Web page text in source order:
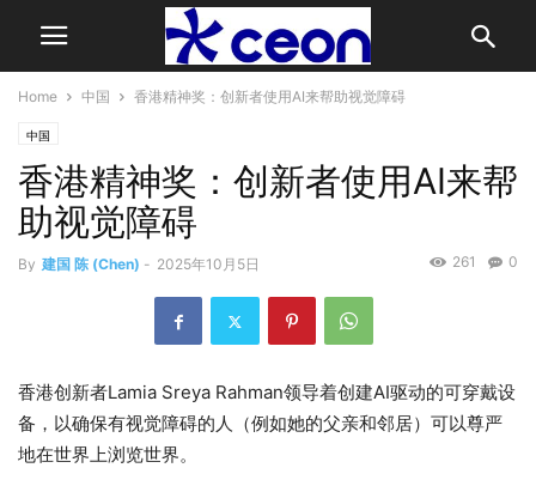
Home 中国 香港精神奖：创新者使用AI来帮助视觉障碍
中国
香港精神奖：创新者使用AI来帮
助视觉障碍
By 建国 陈 (Chen) - 2025年10月5日 0
261
香港创新者Lamia Sreya Rahman领导着创建AI驱动的可穿戴设
备，以确保有视觉障碍的人（例如她的父亲和邻居）可以尊严
地在世界上浏览世界。